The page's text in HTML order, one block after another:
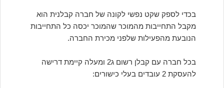
בכדי לספק שקט נפשי לקונה של חברה קבלנית הוא
מקבל התחייבות מהמוכר שהמוכר יכסה כל התחייבות
הנובעת מהפעילות שלפני מכירת החברה.
בכל חברה עם קבלן רשום ג2 ומעלה קיימת דרישה
להעסקת 2 עובדים בעלי כישורים: